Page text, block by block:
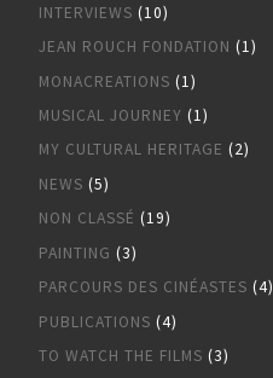
INTERVIEWS (10)
JEAN ROUCH FONDATION (1)
MONACREATIONS (1)
MUSICAL JOURNEY (1)
MY CULTURAL HERITAGE (2)
NEWS (5)
NON CLASSÉ (19)
PAINTING (3)
PARCOURS DES CINÉASTES (4)
PUBLICATIONS (4)
TO WATCH THE FILMS (3)